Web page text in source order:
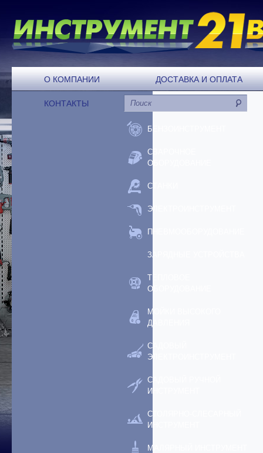
О КОМПАНИИ ДОСТАВКА И ОПЛАТА
КОНТАКТЫ
БЕНЗОИНСТРУМЕНТ
СВАРОЧНОЕ
ОБОРУДОВАНИЕ
СТАНКИ
ЭЛЕКТРОИНСТРУМЕНТ
ПНЕВМООБОРУДОВАНИЕ
ЗАРЯДНЫЕ УСТРОЙСТВА
ТЕПЛОВОЕ
ОБОРУДОВАНИЕ
МОЙКИ ВЫСОКОГО
ДАВЛЕНИЯ
САДОВЫЙ
ЭЛЕКТРОИНСТРУМЕНТ
САДОВЫЙ РУЧНОЙ
ИНСТРУМЕНТ
СТОЛЯРНО-СЛЕСАРНЫЙ
ИНСТРУМЕНТ
МАЛЯРНЫЙ ИНСТРУМЕНТ